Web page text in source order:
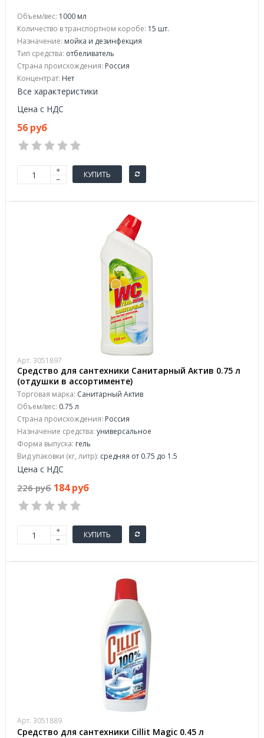
Объем/вес: 1000 мл
Количество в транспортном коробе: 15 шт.
Назначение: мойка и дезинфекция
Тип средства: отбеливатель
Страна происхождения: Россия
Концентрат: Нет
Все характеристики
Цена с НДС
56 руб
КУПИТЬ
Арт. 3051897
Средство для сантехники Санитарный Актив 0.75 л
(отдушки в ассортименте)
Торговая марка: Санитарный Актив
Объем/вес: 0.75 л
Страна происхождения: Россия
Назначение средства: универсальное
Форма выпуска: гель
Вид упаковки (кг, литр): средняя от 0.75 до 1.5
Цена с НДС
226 руб 184 руб
КУПИТЬ
Арт. 3051889
Средство для сантехники Cillit Magic 0.45 л